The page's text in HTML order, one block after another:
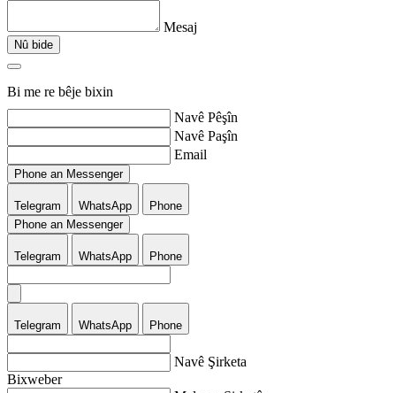
Mesaj
Nû bide
Bi me re bêje bixin
Navê Pêşîn
Navê Paşîn
Email
Phone an Messenger
Telegram WhatsApp
Phone
Phone an Messenger
Telegram WhatsApp Phone
Telegram WhatsApp Phone
Navê Şirketa
Bixweber